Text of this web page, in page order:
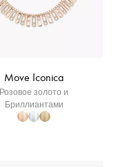
Move Iconica
Розовое золото и
Бриллиантами